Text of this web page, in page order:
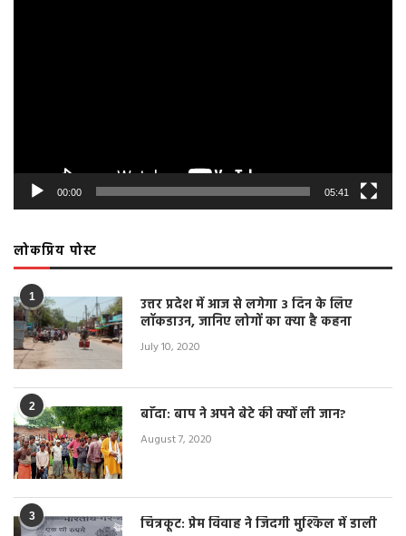
00:00 05:41
लोकप्रिय पोस्ट
1
उत्तर प्रदेश में आज से लगेगा 3 दिन के लिए
लॉकडाउन, जानिए लोगों का क्या है कहना
July 10, 2020
2 बाँदा: बाप ने अपने बेटे की क्यों ली जान?
August 7, 2020
3 चित्रकूट: प्रेम विवाह ने जिंदगी मुश्किल में डाली